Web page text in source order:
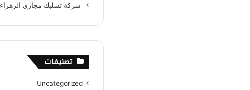
شركة تسليك مجاري الزهراء
تصنيفات
Uncategorized